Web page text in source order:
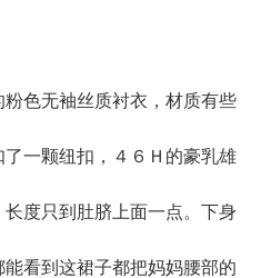
色无袖丝质衬衣，材质有些
一颗纽扣，４６Ｈ的豪乳雄
度只到肚脐上面一点。下身
看到这裙子都把妈妈腰部的